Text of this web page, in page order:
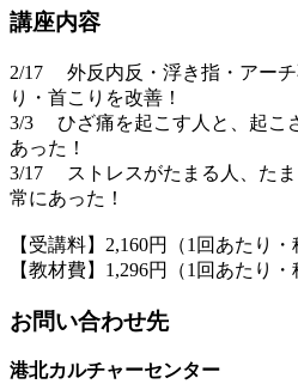
講座内容
2/17 外反内反・浮き指・アーチ
り・首こりを改善！
3/3 ひざ痛を起こす人と、起こ
あった！
3/17 ストレスがたまる人、た
常にあった！
【受講料】2,160円（1回あたり・
【教材費】1,296円（1回あたり・
お問い合わせ先
港北カルチャーセンター